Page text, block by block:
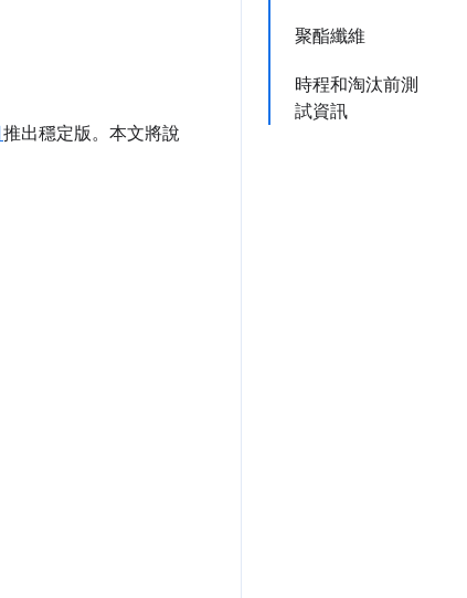
聚酯纖維
時程和淘汰前測
試資訊
推出穩定版。本文將說